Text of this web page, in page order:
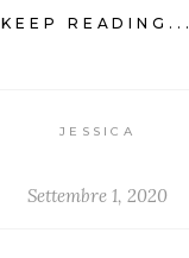
KEEP READING...
JESSICA
Settembre 1, 2020